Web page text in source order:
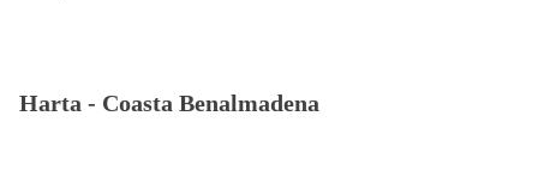
Harta - Coasta Benalmadena